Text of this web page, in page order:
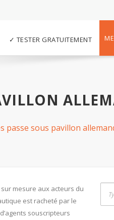
✓ TESTER GRATUITEMENT
passe sous pavillon
mesure aux acteurs du
est racheté par le
souscripteurs